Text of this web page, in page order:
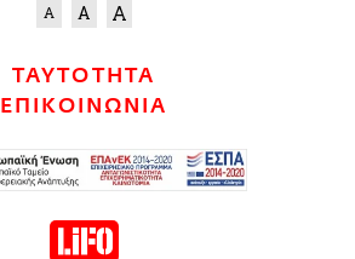
ΤΑΥΤΟΤΗΤΑ
ΕΠΙΚΟΙΝΩΝΙΑ